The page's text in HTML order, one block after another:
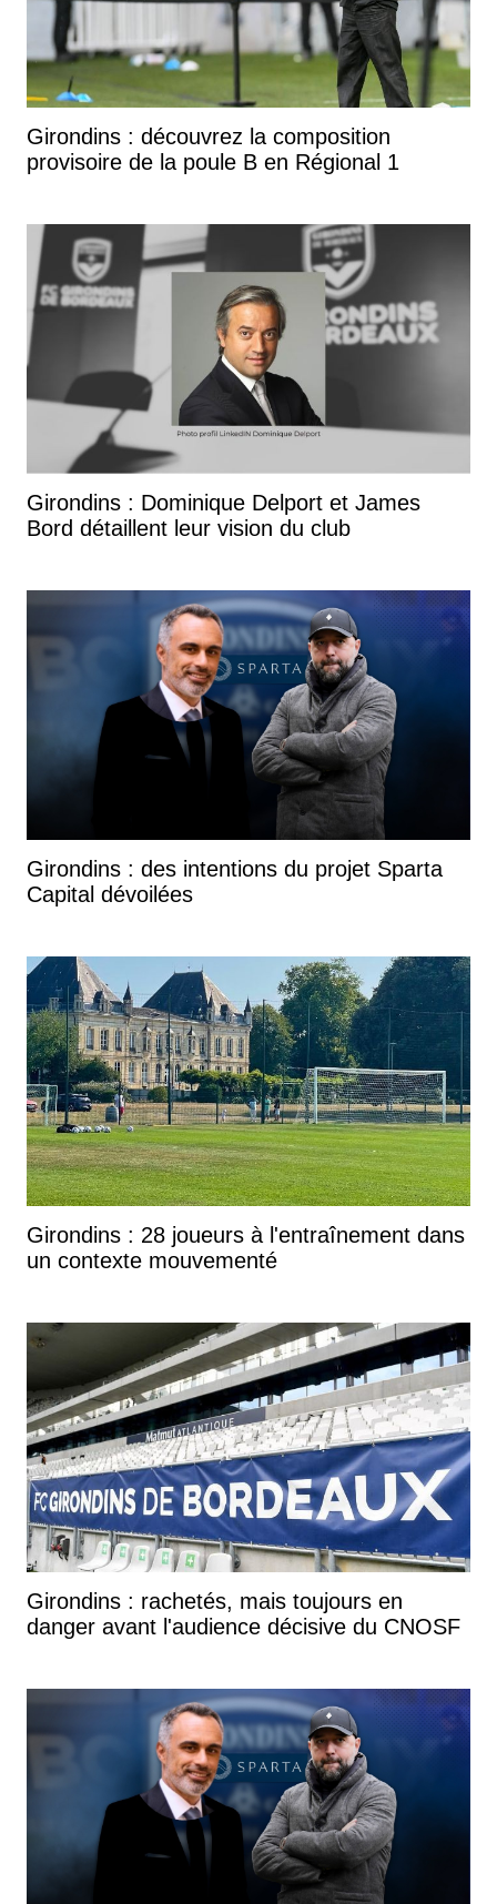
Girondins : découvrez la composition
provisoire de la poule B en Régional 1
Girondins : Dominique Delport et James
Bord détaillent leur vision du club
Girondins : des intentions du projet Sparta
Capital dévoilées
Girondins : 28 joueurs à l'entraînement dans
un contexte mouvementé
Girondins : rachetés, mais toujours en
danger avant l'audience décisive du CNOSF